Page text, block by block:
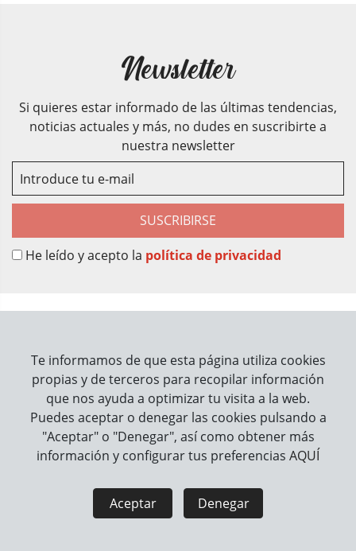
Newsletter
Si quieres estar informado de las últimas tendencias,
noticias actuales y más, no dudes en suscribirte a
nuestra newsletter
SUSCRIBIRSE
He leído y acepto la política de privacidad
Información
Cómo trabajamos
Información legal
Política de Privacidad
Política de Cookies
Te informamos de que esta página utiliza cookies
propias y de terceros para recopilar información
que nos ayuda a optimizar tu visita a la web.
Puedes aceptar o denegar las cookies pulsando a
"Aceptar" o "Denegar", así como obtener más
información y configurar tus preferencias AQUÍ
Aceptar Denegar